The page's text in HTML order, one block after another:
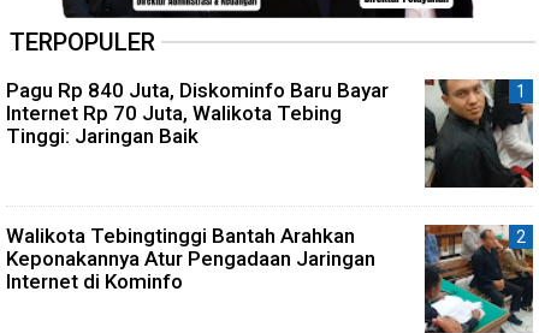
TERPOPULER
Pagu Rp 840 Juta, Diskominfo Baru Bayar
Internet Rp 70 Juta, Walikota Tebing
Tinggi: Jaringan Baik
Walikota Tebingtinggi Bantah Arahkan
Keponakannya Atur Pengadaan Jaringan
Internet di Kominfo